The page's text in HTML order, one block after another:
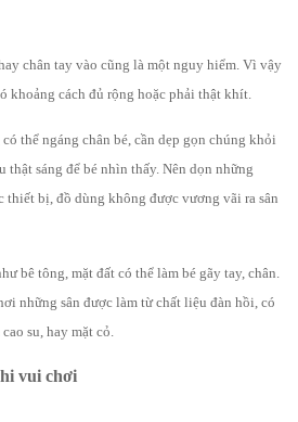
chân tay vào cũng là một nguy hiểm. Vì vậy
khoảng cách đủ rộng hoặc phải thật khít.
thể ngáng chân bé, cần dẹp gọn chúng khỏi
thật sáng để bé nhìn thấy. Nên dọn những
thiết bị, đồ dùng không được vương vãi ra sân
bê tông, mặt đất có thể làm bé gãy tay, chân.
những sân được làm từ chất liệu đàn hồi, có
su, hay mặt cỏ.
vui chơi